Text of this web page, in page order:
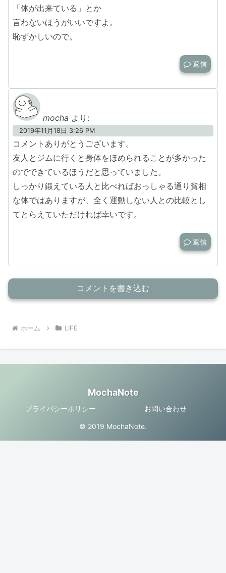
「体が出来ている」とか
言わないほうがいいですよ。
恥ずかしいので。
返信
mocha より:
2019年11月18日 3:26 PM
コメントありがとうございます。
友人とジムに行くと身体をほめられることが多かった
のでできているほうだと思っていました。
しっかり鍛えている人と比べればおっしゃる通り貧相
な体ではありますが、全く運動しない人との比較とし
てとらえていただければ幸いです。
返信
コメントを書き込む
ホーム LIFE
MochaNote
プライバシーポリシー お問い合わせ
© 2019 MochaNote.